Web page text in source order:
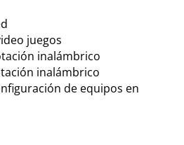
juegos
inalámbrico
inalámbrico
de equipos en